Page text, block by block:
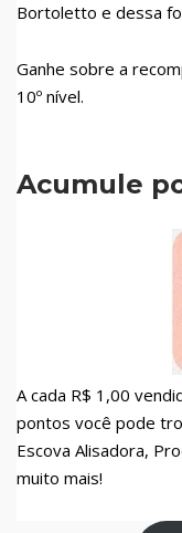
Bortoletto e dessa
Ganhe sobre a
10º nível.
Acumule
A cada R$ 1,00
pontos você pode
Escova Alisadora,
muito mais!